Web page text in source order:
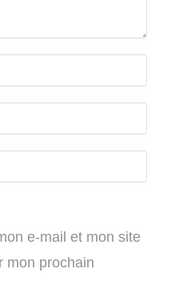
e-mail et mon site
mon prochain